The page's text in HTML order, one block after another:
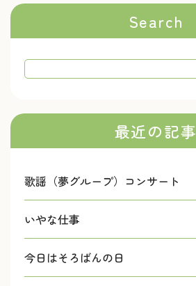
Search
最近の記事
歌謡（夢グループ）コンサート
いやな仕事
今日はそろばんの日